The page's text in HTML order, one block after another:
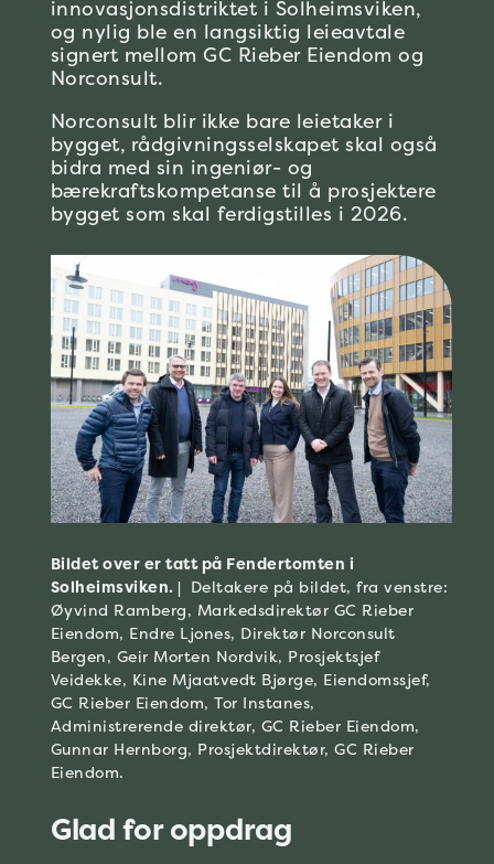
innovasjonsdistriktet i Solheimsviken,
og nylig ble en langsiktig leieavtale
signert mellom GC Rieber Eiendom og
Norconsult.
Norconsult blir ikke bare leietaker i
bygget, rådgivningsselskapet skal også
bidra med sin ingeniør- og
bærekraftskompetanse til å prosjektere
bygget som skal ferdigstilles i 2026.
Bildet over er tatt på Fendertomten i
Solheimsviken. | Deltakere på bildet, fra venstre:
Øyvind Ramberg, Markedsdirektør GC Rieber
Eiendom, Endre Ljones, Direktør Norconsult
Bergen, Geir Morten Nordvik, Prosjektsjef
Veidekke, Kine Mjaatvedt Bjørge, Eiendomssjef,
GC Rieber Eiendom, Tor Instanes,
Administrerende direktør, GC Rieber Eiendom,
Gunnar Hernborg, Prosjektdirektør, GC Rieber
Eiendom.
Glad for oppdrag